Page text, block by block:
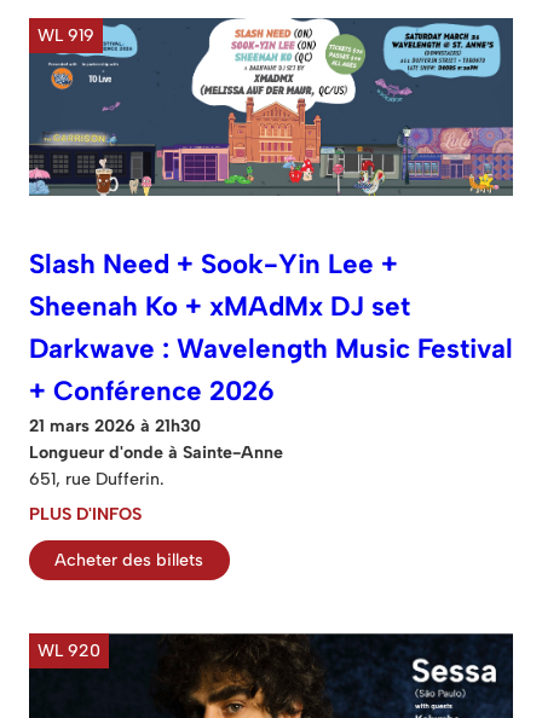
WL 919
Slash Need + Sook-Yin Lee +
Sheenah Ko + xMAdMx DJ set
Darkwave : Wavelength Music Festival
+ Conférence 2026
21 mars 2026 à 21h30
Longueur d'onde à Sainte-Anne
651, rue Dufferin.
PLUS D'INFOS
Acheter des billets
WL 920